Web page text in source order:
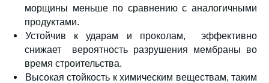
морщины меньше по сравнению с аналогичными
продуктами.
Устойчив к ударам и проколам, эффективно
снижает вероятность разрушения мембраны во
время строительства.
Высокая стойкость к химическим веществам, таким